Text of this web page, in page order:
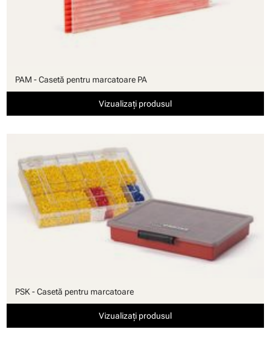
PAM - Casetă pentru marcatoare PA
Vizualizați produsul
PSK - Casetă pentru marcatoare
Vizualizați produsul